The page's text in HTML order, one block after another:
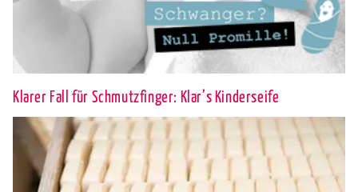
Klarer Fall für Schmutzfinger: Klar’s Kinderseife